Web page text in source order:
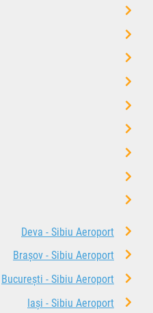
Deva - Sibiu Aeroport
Brașov - Sibiu Aeroport
București - Sibiu Aeroport
Iași - Sibiu Aeroport